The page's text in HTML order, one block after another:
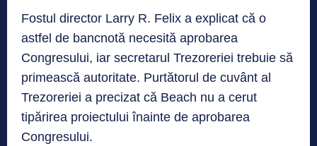
Fostul director Larry R. Felix a explicat că o
astfel de bancnotă necesită aprobarea
Congresului, iar secretarul Trezoreriei trebuie să
primească autoritate. Purtătorul de cuvânt al
Trezoreriei a precizat că Beach nu a cerut
tipărirea proiectului înainte de aprobarea
Congresului.